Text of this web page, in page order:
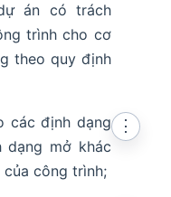
án có trách
trình cho cơ
theo quy định
các định dạng
dạng mở khác
công trình;
⋮